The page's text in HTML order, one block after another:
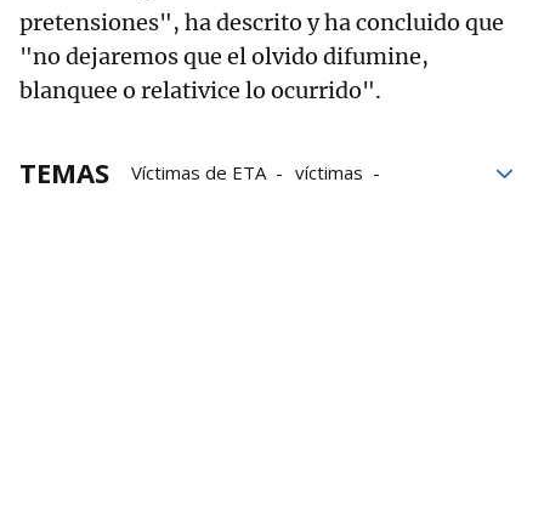
pretensiones", ha descrito y ha concluido que
"no dejaremos que el olvido difumine,
blanquee o relativice lo ocurrido".
TEMAS Víctimas de ETA
víctimas